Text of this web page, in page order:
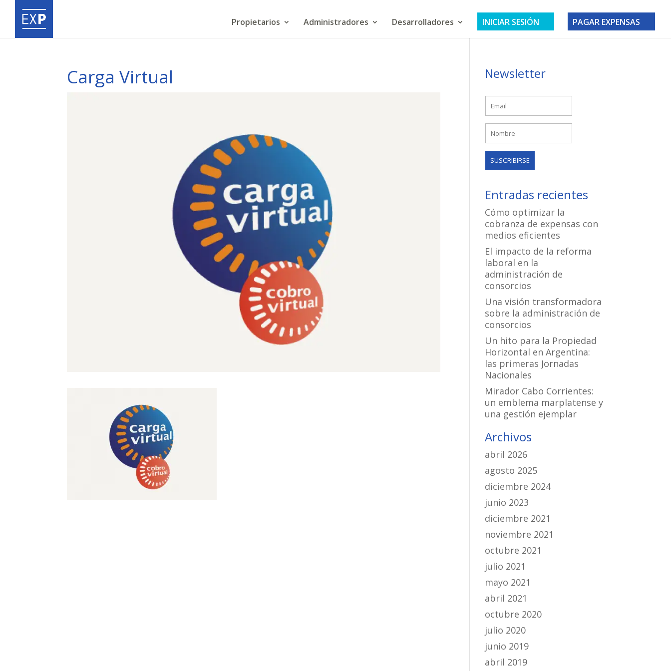
Propietarios Administradores Desarrolladores INICIAR SESIÓN PAGAR EXPENSAS
Carga Virtual Newsletter
Entradas recientes
Cómo optimizar la
cobranza de expensas con
medios eficientes
El impacto de la reforma
laboral en la
administración de
consorcios
Una visión transformadora
sobre la administración de
consorcios
Un hito para la Propiedad
Horizontal en Argentina:
las primeras Jornadas
Nacionales
Mirador Cabo Corrientes:
un emblema marplatense y
una gestión ejemplar
Archivos
abril 2026
agosto 2025
diciembre 2024
junio 2023
diciembre 2021
noviembre 2021
octubre 2021
julio 2021
mayo 2021
abril 2021
octubre 2020
julio 2020
junio 2019
abril 2019